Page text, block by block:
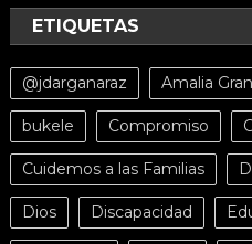
ETIQUETAS
@jdarganaraz Amalia
bukele Compromiso
Cuidemos a las Familias
Dios Discapacidad